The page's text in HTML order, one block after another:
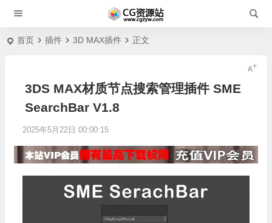
首页 插件 3D MAX插件 正文
3DS MAX材质节点搜索管理插件 SME
SearchBar V1.8
2025年5月22日 00:00:15